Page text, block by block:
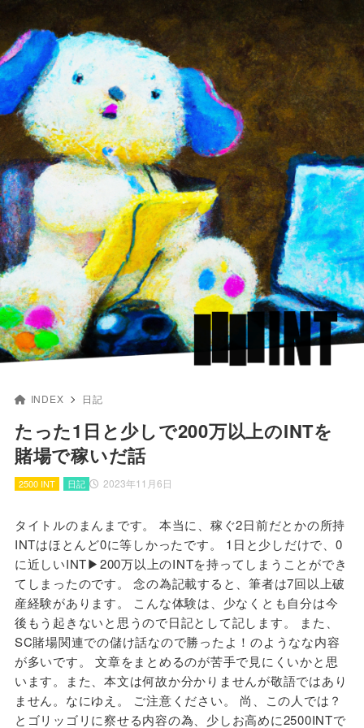
INDEX 日記
たった1日と少しで200万以上のINTを
賭場で稼いだ話
2500 INT 2023年11月6日
日記
タイトルのまんまです。 本当に、稼ぐ2日前だとかの所持
INTはほとんど0に等しかったです。 1日と少しだけで、0
に近しいINT▶︎200万以上のINTを持ってしまうことができ
てしまったのです。 念の為記載すると、筆者は7回以上破
産経験があります。 こんな体験は、少なくとも自分は今
後もう起きないと思うので日記として記します。 また、
SC賭場関連での儲け話なので勝ったよ！のようなな内容
が多いです。 文章をまとめるのが苦手で見にくいかと思
います。また、本文は何故か分かりませんが敬語ではあり
ません。なにゆえ。 ご注意ください。 尚、この人では？
とゴリッゴリに察せる内容の為、少しお高めに2500INTで